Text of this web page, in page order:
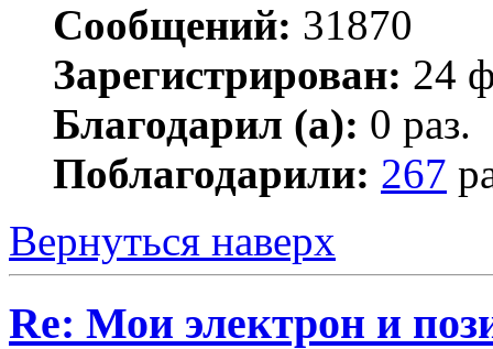
Сообщений: 31870
Зарегистрирован: 24
Благодарил (а): 0 раз.
Поблагодарили: 267
Вернуться наверх
Re: Мои электрон и